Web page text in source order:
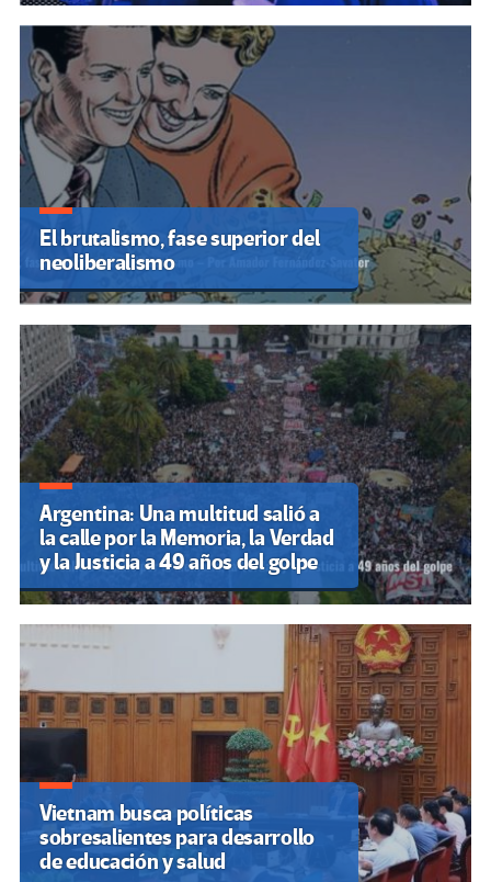
El brutalismo, fase superior del
neoliberalismo
Argentina: Una multitud salió a
la calle por la Memoria, la Verdad
y la Justicia a 49 años del golpe
Vietnam busca políticas
sobresalientes para desarrollo
de educación y salud